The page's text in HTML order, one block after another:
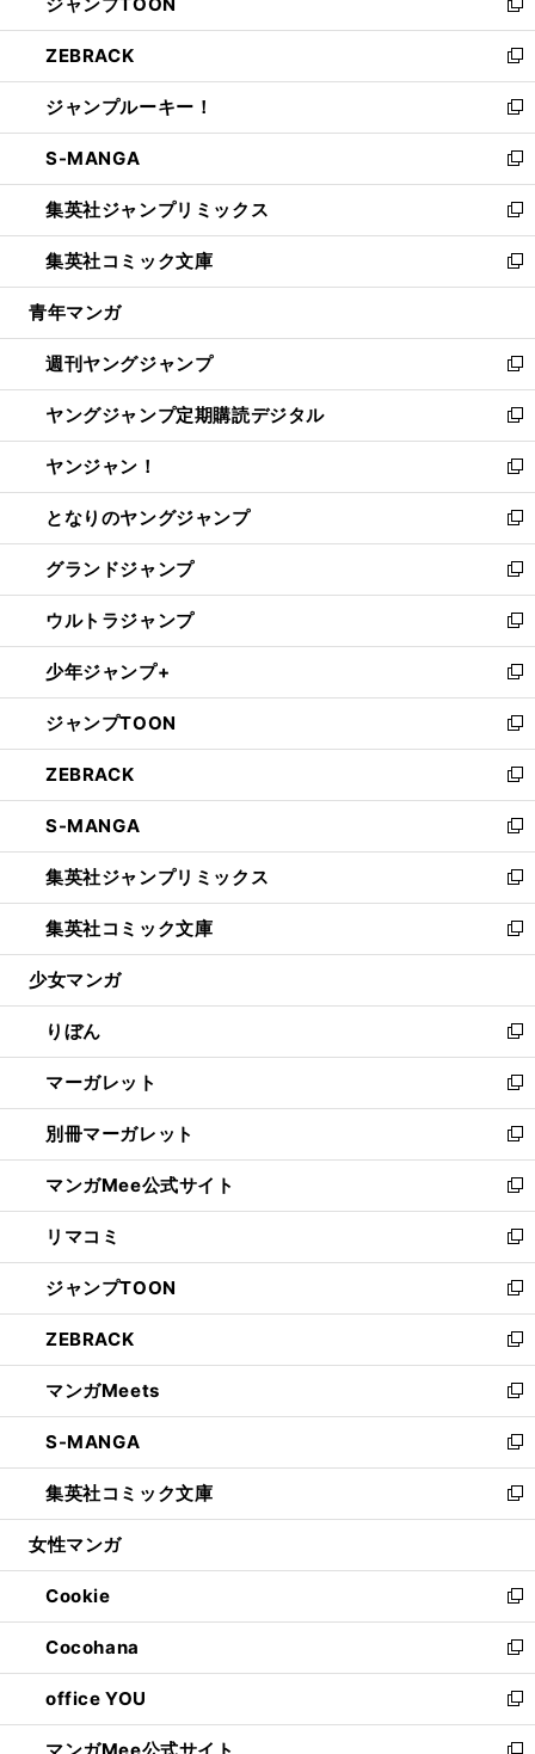
で
開
く
ド
ウ
で
開
く
ィ
ン
ド
ウ
で
開
く
い
ウ
ィ
ン
ド
ウ
で
開
く
新
し
い
ウ
ィ
ン
ド
ウ
で
開
く
ZEBRACK
新
し
い
ウ
ィ
ン
ド
ウ
で
開
ジャンプルーキー！
新
し
い
ウ
ィ
ン
ド
ウ
開
く
S-MANGA
新
し
い
ウ
ィ
ン
ウ
で
開
く
集英社ジャンプリミックス
新
し
い
ウ
ン
ド
ウ
で
開
く
集英社コミック文庫
新
し
ウ
ィ
ン
ド
ウ
で
開
く
青年マンガ
週刊ヤングジャンプ
新
し
い
ウ
ィ
ン
ド
ウ
で
開
く
ヤングジャンプ定期購読デジタル
新
し
い
ウ
ィ
ン
ド
ウ
で
開
く
ヤンジャン！
新
し
い
ウ
ィ
ン
ド
ウ
で
開
く
となりのヤングジャンプ
新
し
い
ウ
ィ
ン
ド
ウ
で
開
く
グランドジャンプ
新
し
い
ウ
ィ
ン
ド
ウ
で
開
く
ウルトラジャンプ
新
し
い
ウ
ィ
ン
ド
ウ
で
開
く
少年ジャンプ+
新
し
い
ウ
ィ
ン
ド
ウ
で
開
く
ジャンプTOON
新
し
い
ウ
ィ
ン
ド
ウ
で
開
ZEBRACK
新
し
い
ウ
ィ
ン
ド
ウ
開
く
S-MANGA
新
し
い
ウ
ィ
ン
ウ
で
開
く
集英社ジャンプリミックス
新
し
い
ウ
ン
ド
ウ
で
開
く
集英社コミック文庫
新
し
ウ
ィ
ン
ド
ウ
で
開
く
少女マンガ
りぼん
新
し
い
ウ
ィ
ン
ド
ウ
で
開
く
マーガレット
新
し
い
ウ
ィ
ン
ド
ウ
で
開
く
別冊マーガレット
新
し
い
ウ
ィ
ン
ド
ウ
で
開
く
マンガMee公式サイト
新
し
い
ウ
ィ
ン
ド
ウ
で
開
く
リマコミ
新
し
い
ウ
ィ
ン
ド
ウ
で
開
く
ジャンプTOON
新
し
い
ウ
ィ
ン
ド
ウ
で
開
ZEBRACK
新
し
い
ウ
ィ
ン
ド
ウ
開
く
マンガMeets
新
し
い
ウ
ィ
ン
ウ
で
開
く
S-MANGA
新
し
い
ウ
ン
ド
ウ
で
開
く
集英社コミック文庫
新
し
ウ
ィ
ン
ド
ウ
で
開
く
女性マンガ
Cookie
新
し
い
ウ
ィ
ン
Cocohana
新
し
い
ウ
office YOU
新
し